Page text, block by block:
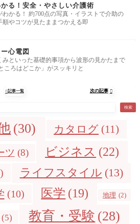
る！安全・やさしい介護術
わかる！ 約700点の写真・イラストで介助の
やコツが見たままつかえる即
心電図
といった基礎的事項から波形の見かたまで
ころはどこか」がスッキリと
記事一覧 次の記事 
検索
(30) カタログ (11)
ツ (8) ビジネス (22)
ライフスタイル (13)
(10) 医学 (19) 地理 (2)
(5) 教育・受験 (28)